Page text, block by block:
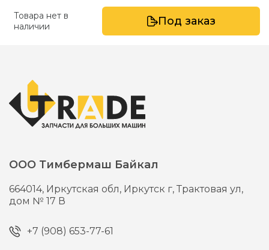
Товара нет в
наличии
Под заказ
ООО Тимбермаш Байкал
664014, Иркутская обл, Иркутск г,Трактовая ул,
дом № 17 В
+7 (908) 653-77-61